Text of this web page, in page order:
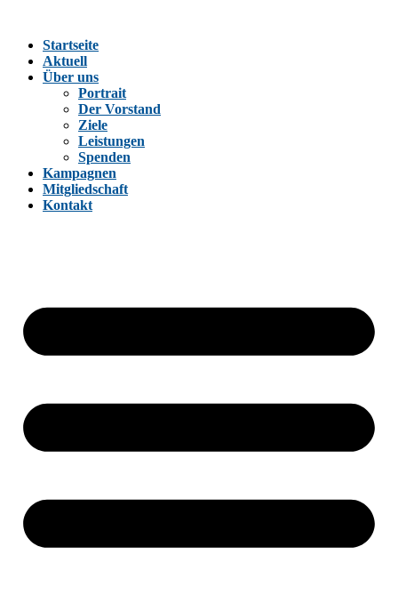
wechselnStartseite
Aktuell
Über uns
Portrait
Der Vorstand
Ziele
Leistungen
Spenden
Kampagnen
Mitgliedschaft
Kontakt